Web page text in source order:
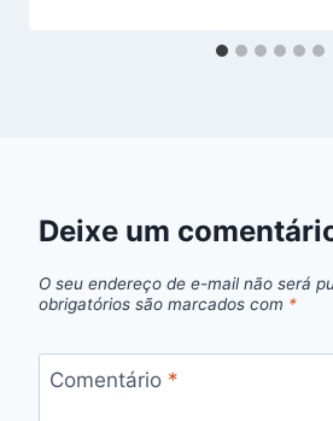
Deixe um
O seu endereço de e-mail não será
obrigatórios são marcados com *
Comentário *